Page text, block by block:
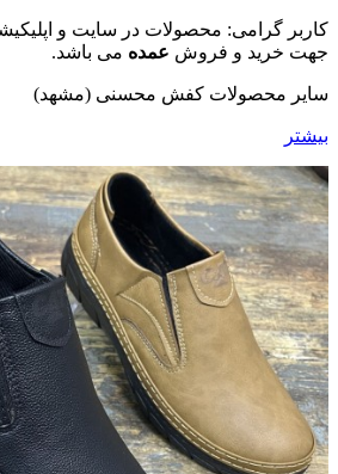
کاربر گرامی: محصولات در سایت و
جهت خرید و فروش عمده می باشد.
سایر محصولات کفش محسنی (مشهد)
بیشتر